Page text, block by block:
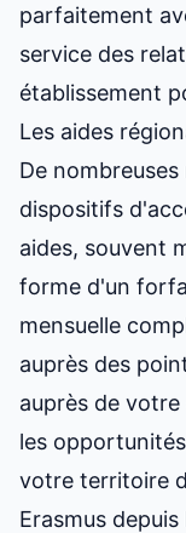
parfaitement
service des
établissement
Les aides
De
dispositifs
aides, souvent
forme d'un
mensuelle
auprès des
auprès de
les
votre territoire
Erasmus